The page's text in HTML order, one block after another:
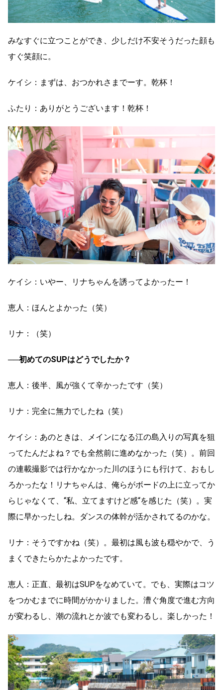
みなすぐに立つことができ、少しだけ不安そうだった顔も
すぐ笑顔に。
ケイシ：まずは、おつかれさまでーす。乾杯！
ふたり：ありがとうございます！乾杯！
ケイシ：いやー、リナちゃんを誘ってよかったー！
恵人：ほんとよかった（笑）
リナ：（笑）
──初めてのSUPはどうでしたか？
恵人：後半、風が強くて辛かったです（笑）
リナ：完全に無力でしたね（笑）
ケイシ：あのときは、メインになる江の島入りの写真を狙
ってたんだよね？でも全然前に進めなかった（笑）。前回
の連載撮影では行かなかった川のほうにも行けて、おもし
ろかったな！リナちゃんは、俺らがボードの上に立ってか
らじゃなくて、“私、立てますけど感“を感じた（笑）。実
際に早かったしね。ダンスの体幹が活かされてるのかな。
リナ：そうですかね（笑）。最初は風も波も穏やかで、う
まくできたらかたよかったです。
恵人：正直、最初はSUPをなめていて。でも、実際はコツ
をつかむまでに時間がかかりました。漕ぐ角度で進む方向
が変わるし、潮の流れとか波でも変わるし。楽しかった！